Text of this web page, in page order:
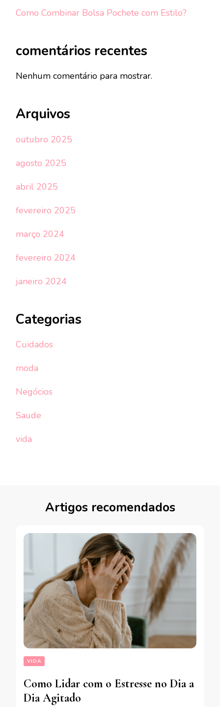
Como Combinar Bolsa Pochete com Estilo?
comentários recentes
Nenhum comentário para mostrar.
Arquivos
outubro 2025
agosto 2025
abril 2025
fevereiro 2025
março 2024
fevereiro 2024
janeiro 2024
Categorias
Cuidados
moda
Negócios
Saude
vida
Artigos recomendados
VIDA
Como Lidar com o Estresse no Dia a
Dia Agitado